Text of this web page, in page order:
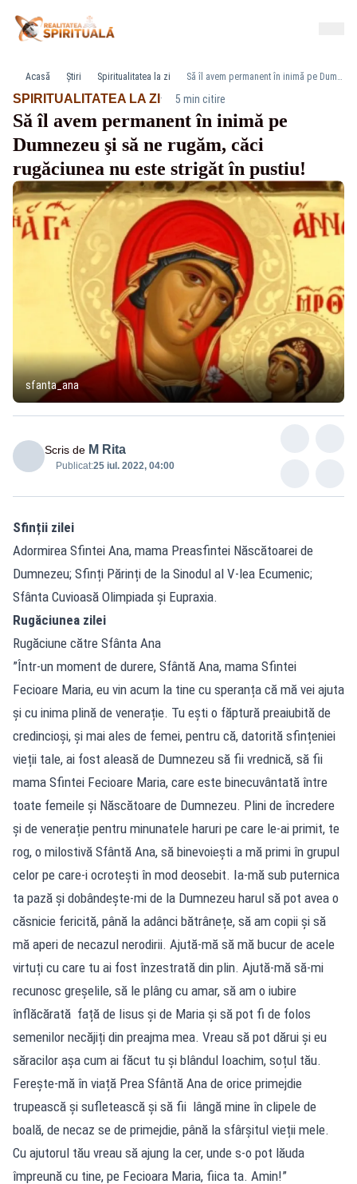
Acasă Știri Spiritualitatea la zi Să îl avem permanent în inimă pe Dumnezeu şi să ne rugăm, căci rugăciunea nu este strigăt în pustiu!
SPIRITUALITATEA LA ZI · 5 min citire
Să îl avem permanent în inimă pe
Dumnezeu şi să ne rugăm, căci
rugăciunea nu este strigăt în pustiu!
sfanta_ana
Scris de M Rita
Publicat:25 iul. 2022, 04:00
Sfinții zilei
Adormirea Sfintei Ana, mama Preasfintei Născătoarei de
Dumnezeu; Sfinți Părinți de la Sinodul al V-lea Ecumenic;
Sfânta Cuvioasă Olimpiada și Eupraxia.
Rugăciunea zilei
Rugăciune către Sfânta Ana
”Într-un moment de durere, Sfântă Ana, mama Sfintei
Fecioare Maria, eu vin acum la tine cu speranța că mă vei ajuta
și cu inima plină de venerație. Tu ești o făptură preaiubită de
credincioși, și mai ales de femei, pentru că, datorită sfințeniei
vieții tale, ai fost aleasă de Dumnezeu să fii vrednică, să fii
mama Sfintei Fecioare Maria, care este binecuvântată între
toate femeile și Născătoare de Dumnezeu. Plini de încredere
și de venerație pentru minunatele haruri pe care le-ai primit, te
rog, o milostivă Sfântă Ana, să binevoiești a mă primi în grupul
celor pe care-i ocrotești în mod deosebit. Ia-mă sub puternica
ta pază și dobândește-mi de la Dumnezeu harul să pot avea o
căsnicie fericită, până la adânci bătrânețe, să am copii și să
mă aperi de necazul nerodirii. Ajută-mă să mă bucur de acele
virtuți cu care tu ai fost înzestrată din plin. Ajută-mă să-mi
recunosc greșelile, să le plâng cu amar, să am o iubire
înflăcărată față de Iisus și de Maria și să pot fi de folos
semenilor necăjiți din preajma mea. Vreau să pot dărui și eu
săracilor așa cum ai făcut tu și blândul Ioachim, soțul tău.
Ferește-mă în viață Prea Sfântă Ana de orice primejdie
trupească și sufletească și să fii lângă mine în clipele de
boală, de necaz se de primejdie, până la sfârșitul vieții mele.
Cu ajutorul tău vreau să ajung la cer, unde s-o pot lăuda
împreună cu tine, pe Fecioara Maria, fiica ta. Amin!”